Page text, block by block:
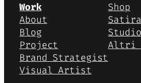
Work
About
Blog
Project
Brand Strategist
Visual Artist
Shop
Altri